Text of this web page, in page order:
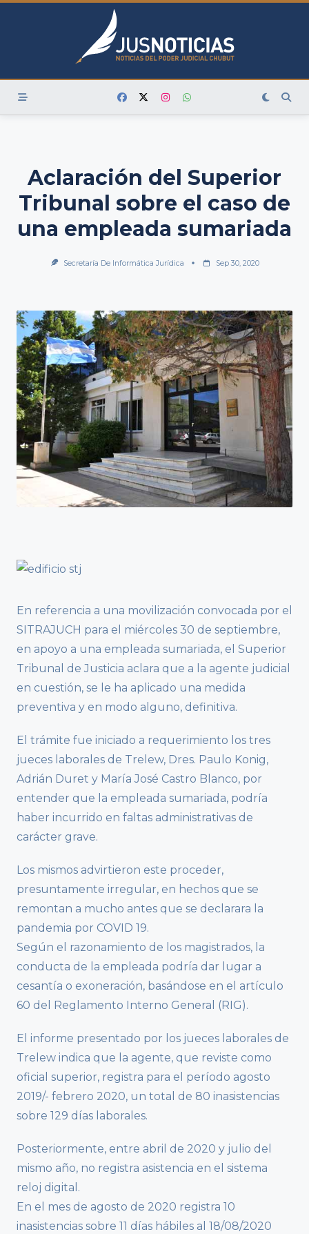
Skip
Aclaración del Superior
Tribunal sobre el caso de
una empleada sumariada
Secretaría De Informática Jurídica Sep 30, 2020
En referencia a una movilización convocada por el
SITRAJUCH para el miércoles 30 de septiembre,
en apoyo a una empleada sumariada, el Superior
Tribunal de Justicia aclara que a la agente judicial
en cuestión, se le ha aplicado una medida
preventiva y en modo alguno, definitiva.
El trámite fue iniciado a requerimiento los tres
jueces laborales de Trelew, Dres. Paulo Konig,
Adrián Duret y María José Castro Blanco, por
entender que la empleada sumariada, podría
haber incurrido en faltas administrativas de
carácter grave.
Los mismos advirtieron este proceder,
presuntamente irregular, en hechos que se
remontan a mucho antes que se declarara la
pandemia por COVID 19.
Según el razonamiento de los magistrados, la
conducta de la empleada podría dar lugar a
cesantía o exoneración, basándose en el artículo
60 del Reglamento Interno General (RIG).
El informe presentado por los jueces laborales de
Trelew indica que la agente, que reviste como
oficial superior, registra para el período agosto
2019/- febrero 2020, un total de 80 inasistencias
sobre 129 días laborales.
Posteriormente, entre abril de 2020 y julio del
mismo año, no registra asistencia en el sistema
reloj digital.
En el mes de agosto de 2020 registra 10
inasistencias sobre 11 días hábiles al 18/08/2020